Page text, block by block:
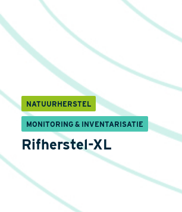
NATUURHERSTEL
MONITORING & INVENTARISATIE
Rifherstel-XL